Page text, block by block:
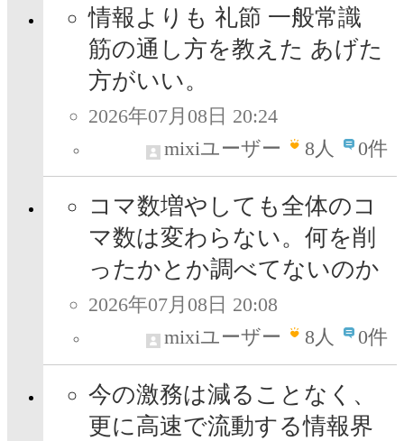
情報よりも 礼節 一般常識
筋の通し方を教えた あげた
方がいい。
2026年07月08日 20:24
mixiユーザー
8人 0件
コマ数増やしても全体のコ
マ数は変わらない。何を削
ったかとか調べてないのか
2026年07月08日 20:08
mixiユーザー
8人 0件
今の激務は減ることなく、
更に高速で流動する情報界